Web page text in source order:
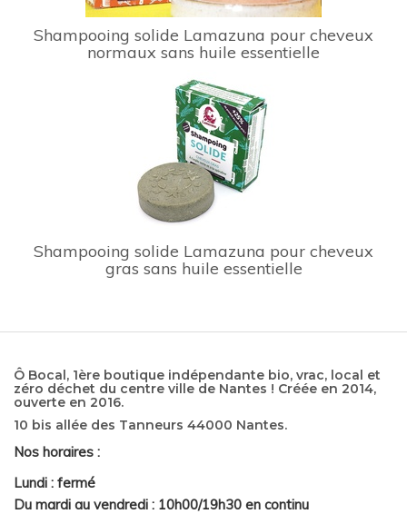
Shampooing solide Lamazuna pour cheveux
normaux sans huile essentielle
Shampooing solide Lamazuna pour cheveux
gras sans huile essentielle
Ô Bocal, 1ère boutique indépendante bio, vrac, local et
zéro déchet du centre ville de Nantes ! Créée en 2014,
ouverte en 2016.
10 bis allée des Tanneurs 44000 Nantes.
Nos horaires :
Lundi : fermé
Du mardi au vendredi : 10h00/19h30 en continu